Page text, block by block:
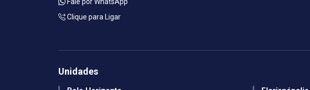
Fale por WhatsApp
Clique para Ligar
Unidades